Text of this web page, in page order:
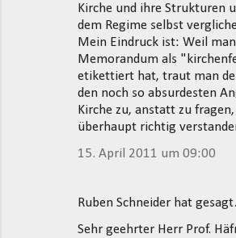
Kirche und ihre Strukturen
dem Regime selbst
Mein Eindruck ist: Weil
Memorandum als
etikettiert hat, traut man
den noch so absurdesten
Kirche zu, anstatt zu
überhaupt richtig
15. April 2011 um 09:00
Ruben Schneider hat
Sehr geehrter Herr Prof.